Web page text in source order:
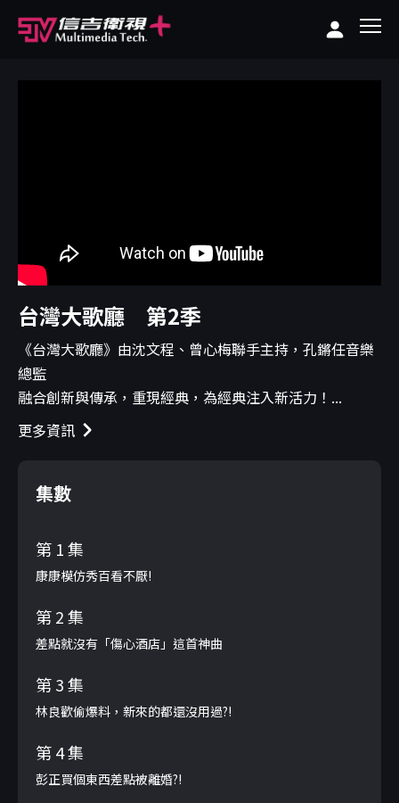
台灣大歌廳 第2季
《台灣大歌廳》由沈文程、曾心梅聯手主持，孔鏘任音樂
總監
融合創新與傳承，重現經典，為經典注入新活力！...
更多資訊
集數
第 1 集
康康模仿秀百看不厭!
第 2 集
差點就沒有「傷心酒店」這首神曲
第 3 集
林良歡偷爆料，新來的都還沒用過?!
第 4 集
彭正買個東西差點被離婚?!